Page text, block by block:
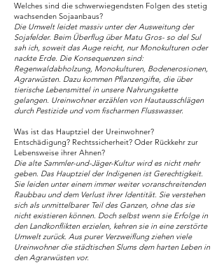
Welches sind die schwerwiegendsten Folgen des stetig
wachsenden Sojaanbaus?
Die Umwelt leidet massiv unter der Ausweitung der
Sojafelder. Beim Überflug über Matu Gros- so del Sul
sah ich, soweit das Auge reicht, nur Monokulturen oder
nackte Erde. Die Konsequenzen sind:
Regenwaldabholzung, Monokulturen, Bodenerosionen,
Agrarwüsten. Dazu kommen Pflanzengifte, die über
tierische Lebensmittel in unsere Nahrungskette
gelangen. Ureinwohner erzählen von Hautausschlägen
durch Pestizide und vom fischarmen Flusswasser.
Was ist das Hauptziel der Ureinwohner?
Entschädigung? Rechtssicherheit? Oder Rückkehr zur
Lebensweise ihrer Ahnen?
Die alte Sammler-und-Jäger-Kultur wird es nicht mehr
geben. Das Hauptziel der Indigenen ist Gerechtigkeit.
Sie leiden unter einem immer weiter voranschreitenden
Raubbau und dem Verlust ihrer Identität. Sie verstehen
sich als unmittelbarer Teil des Ganzen, ohne das sie
nicht existieren können. Doch selbst wenn sie Erfolge in
den Landkonflikten erzielen, kehren sie in eine zerstörte
Umwelt zurück. Aus purer Verzweiflung ziehen viele
Ureinwohner die städtischen Slums dem harten Leben in
den Agrarwüsten vor.